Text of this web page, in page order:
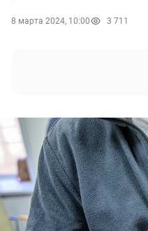
8 марта 2024, 10:00 3 711